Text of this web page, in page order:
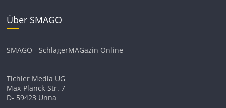
Über SMAGO
SMAGO - SchlagerMAGazin Online
Tichler Media UG
Max-Planck-Str. 7
D- 59423 Unna